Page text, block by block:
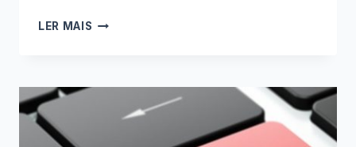
LER MAIS PLANILHA
DE
TIJOLOS